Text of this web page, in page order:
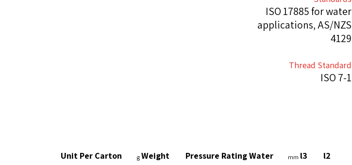
ISO 17885 for water
applications, AS/NZS
4129
Thread Standard
ISO 7-1
l2
l3
mm
Pressure Rating Water
Weight
g
Unit Per Carton